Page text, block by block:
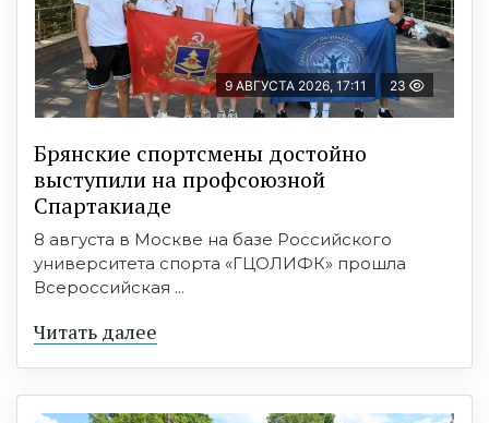
9 АВГУСТА 2026, 17:11 23
Брянские спортсмены достойно
выступили на профсоюзной
Спартакиаде
8 августа в Москве на базе Российского
университета спорта «ГЦОЛИФК» прошла
Всероссийская ...
Читать далее